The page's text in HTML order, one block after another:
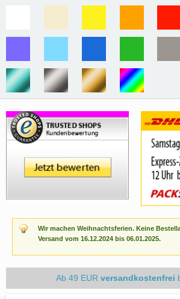
Wir machen Weihnachtsferien. Keine
Versand vom 16.12.2024 bis 06.01.2025.
Ab 49 EUR versandkostenfrei